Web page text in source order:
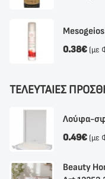
0.38€ (με
ΤΕΛΕΥΤΑΙΕΣ
Λούφα-
0.49€ (με
Beauty